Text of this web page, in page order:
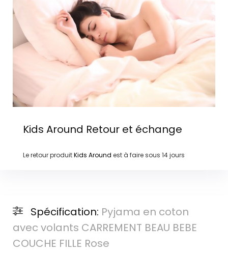
Kids Around Retour et échange
Le retour produitKids Around est à faire sous 14 jours
Spécification: Pyjama en coton
avec volants CARREMENT BEAU BEBE
COUCHE FILLE Rose